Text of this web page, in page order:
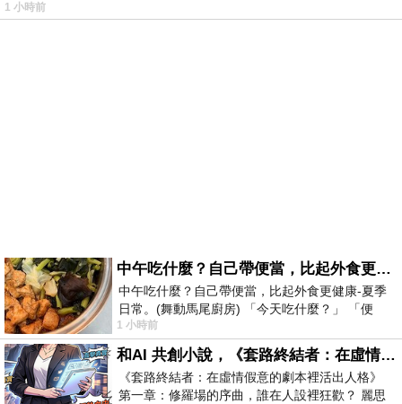
1 小時前
中午吃什麼？自己帶便當，比起外食更健康-夏季日常。(舞動馬尾廚房)
中午吃什麼？自己帶便當，比起外食更健康-夏季
日常。(舞動馬尾廚房) 「今天吃什麼？」 「便
當？麵？還是炒飯？」 每天都在選擇
1 小時前
和AI 共創小說，《套路終結者：在虛情假意的劇本裡活出人格》
《套路終結者：在虛情假意的劇本裡活出人格》
第一章：修羅場的序曲，誰在人設裡狂歡？ 麗思